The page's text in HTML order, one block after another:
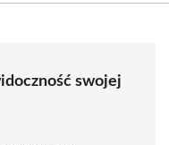
swojej